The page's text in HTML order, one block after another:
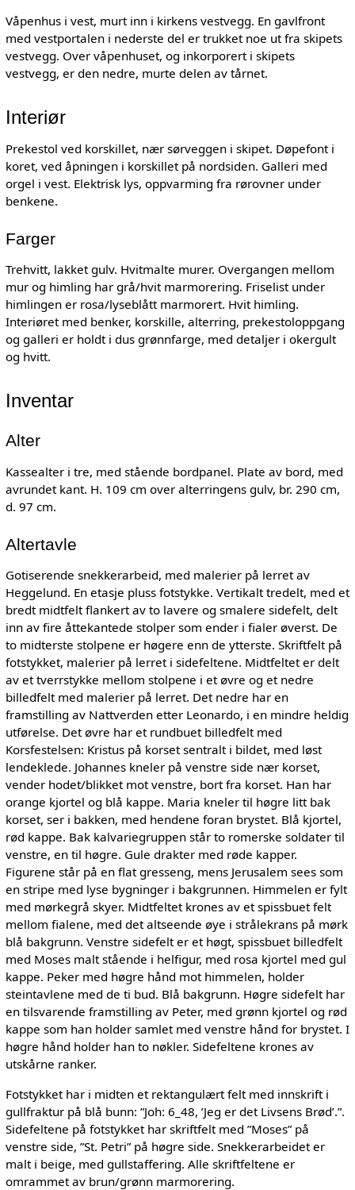
Våpenhus i vest, murt inn i kirkens vestvegg. En gavlfront
med vestportalen i nederste del er trukket noe ut fra skipets
vestvegg. Over våpenhuset, og inkorporert i skipets
vestvegg, er den nedre, murte delen av tårnet.
Interiør
Prekestol ved korskillet, nær sørveggen i skipet. Døpefont i
koret, ved åpningen i korskillet på nordsiden. Galleri med
orgel i vest. Elektrisk lys, oppvarming fra rørovner under
benkene.
Farger
Trehvitt, lakket gulv. Hvitmalte murer. Overgangen mellom
mur og himling har grå/hvit marmorering. Friselist under
himlingen er rosa/lyseblått marmorert. Hvit himling.
Interiøret med benker, korskille, alterring, prekestoloppgang
og galleri er holdt i dus grønnfarge, med detaljer i okergult
og hvitt.
Inventar
Alter
Kassealter i tre, med stående bordpanel. Plate av bord, med
avrundet kant. H. 109 cm over alterringens gulv, br. 290 cm,
d. 97 cm.
Altertavle
Gotiserende snekkerarbeid, med malerier på lerret av
Heggelund. En etasje pluss fotstykke. Vertikalt tredelt, med et
bredt midtfelt flankert av to lavere og smalere sidefelt, delt
inn av fire åttekantede stolper som ender i fialer øverst. De
to midterste stolpene er høgere enn de ytterste. Skriftfelt på
fotstykket, malerier på lerret i sidefeltene. Midtfeltet er delt
av et tverrstykke mellom stolpene i et øvre og et nedre
billedfelt med malerier på lerret. Det nedre har en
framstilling av Nattverden etter Leonardo, i en mindre heldig
utførelse. Det øvre har et rundbuet billedfelt med
Korsfestelsen: Kristus på korset sentralt i bildet, med løst
lendeklede. Johannes kneler på venstre side nær korset,
vender hodet/blikket mot venstre, bort fra korset. Han har
orange kjortel og blå kappe. Maria kneler til høgre litt bak
korset, ser i bakken, med hendene foran brystet. Blå kjortel,
rød kappe. Bak kalvariegruppen står to romerske soldater til
venstre, en til høgre. Gule drakter med røde kapper.
Figurene står på en flat gresseng, mens Jerusalem sees som
en stripe med lyse bygninger i bakgrunnen. Himmelen er fylt
med mørkegrå skyer. Midtfeltet krones av et spissbuet felt
mellom fialene, med det altseende øye i strålekrans på mørk
blå bakgrunn. Venstre sidefelt er et høgt, spissbuet billedfelt
med Moses malt stående i helfigur, med rosa kjortel med gul
kappe. Peker med høgre hånd mot himmelen, holder
steintavlene med de ti bud. Blå bakgrunn. Høgre sidefelt har
en tilsvarende framstilling av Peter, med grønn kjortel og rød
kappe som han holder samlet med venstre hånd for brystet. I
høgre hånd holder han to nøkler. Sidefeltene krones av
utskårne ranker.
Fotstykket har i midten et rektangulært felt med innskrift i
gullfraktur på blå bunn: ”Joh: 6_48, ’Jeg er det Livsens Brød’.”.
Sidefeltene på fotstykket har skriftfelt med ”Moses” på
venstre side, ”St. Petri” på høgre side. Snekkerarbeidet er
malt i beige, med gullstaffering. Alle skriftfeltene er
omrammet av brun/grønn marmorering.